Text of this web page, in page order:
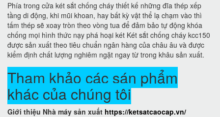
Phía trong cửa két sắt chống cháy thiết kế những đĩa thép xếp
tầng di động, khi mũi khoan, hay bất kỳ vật thể lạ chạm vào thì
tấm thép sẽ xoay tròn theo vòng tua để đảm bảo tự động khóa
chống mọi hình thức nạy phá hoại két Két sắt chống cháy kcc150
được sản xuất theo tiêu chuẩn ngân hàng của châu âu và được
kiểm định chất lượng nghiêm ngặt ngay từ trong khâu sản xuất.
Tham khảo các sán phẩm
khác của chúng tôi
Giới thiệu Nhà máy sản xuất https://ketsatcaocap.vn/